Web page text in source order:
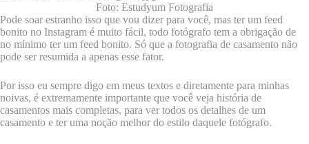
Foto: Estudyum Fotografia
Pode soar estranho isso que vou dizer para você, mas ter um feed
bonito no Instagram é muito fácil, todo fotógrafo tem a obrigação de
no mínimo ter um feed bonito. Só que a fotografia de casamento não
pode ser resumida a apenas esse fator.
Por isso eu sempre digo em meus textos e diretamente para minhas
noivas, é extremamente importante que você veja história de
casamentos mais completas, para ver todos os detalhes de um
casamento e ter uma noção melhor do estilo daquele fotógrafo.